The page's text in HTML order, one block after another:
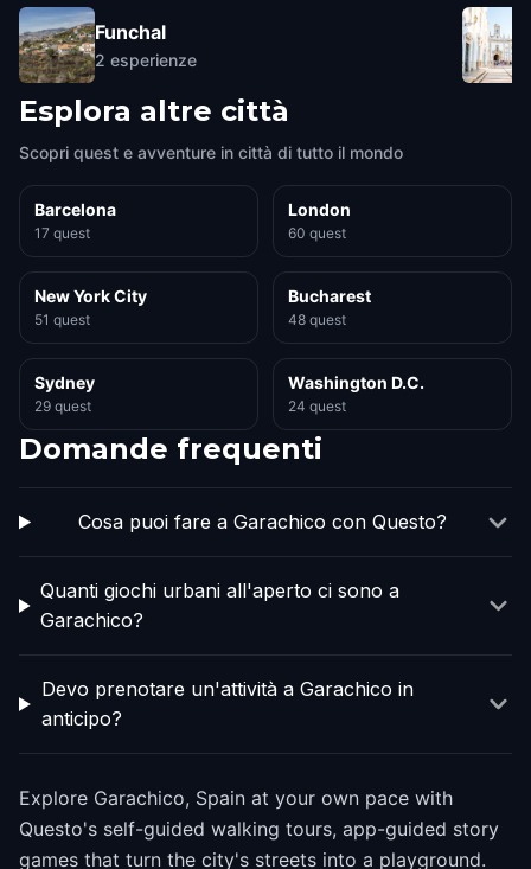
Funchal
2 esperienze
Esplora altre città
Scopri quest e avventure in città di tutto il mondo
Barcelona
17 quest
London
60 quest
New York City
51 quest
Bucharest
48 quest
Sydney
29 quest
Washington D.C.
24 quest
Domande frequenti
Cosa puoi fare a Garachico con Questo?
Quanti giochi urbani all'aperto ci sono a
Garachico?
Devo prenotare un'attività a Garachico in
anticipo?
Explore Garachico, Spain at your own pace with
Questo's self-guided walking tours, app-guided story
games that turn the city's streets into a playground.